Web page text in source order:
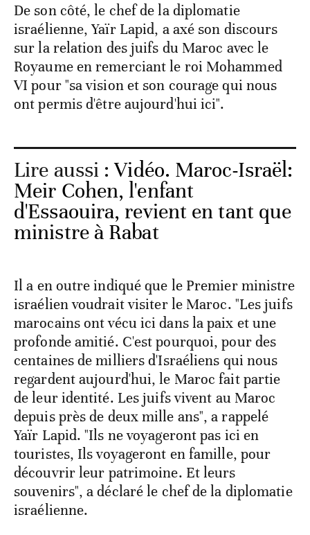
De son côté, le chef de la diplomatie
israélienne, Yaïr Lapid, a axé son discours
sur la relation des juifs du Maroc avec le
Royaume en remerciant le roi Mohammed
VI pour "sa vision et son courage qui nous
ont permis d'être aujourd'hui ici".
Lire aussi :Vidéo. ​​Maroc-Israël:
Meir Cohen, l'enfant
d'Essaouira, revient en tant que
ministre à Rabat
Il a en outre indiqué que le Premier ministre
israélien voudrait visiter le Maroc. "Les juifs
marocains ont vécu ici dans la paix et une
profonde amitié. C'est pourquoi, pour des
centaines de milliers d'Israéliens qui nous
regardent aujourd'hui, le Maroc fait partie
de leur identité. Les juifs vivent au Maroc
depuis près de deux mille ans", a rappelé
Yaïr Lapid. "Ils ne voyageront pas ici en
touristes, Ils voyageront en famille, pour
découvrir leur patrimoine. Et leurs
souvenirs", a déclaré le chef de la diplomatie
israélienne.